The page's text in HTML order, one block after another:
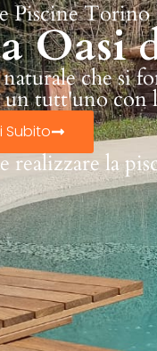
Piscine Torino
Oasi
che si
tutt'uno con
realizzare la